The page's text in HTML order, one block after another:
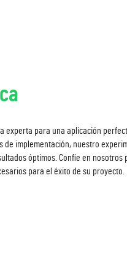
experta para una aplicación
de implementación, nuestro
óptimos. Confíe en
para el éxito de su proyecto.